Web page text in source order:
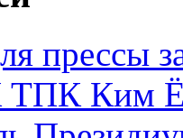
прессы
ТПК Ким